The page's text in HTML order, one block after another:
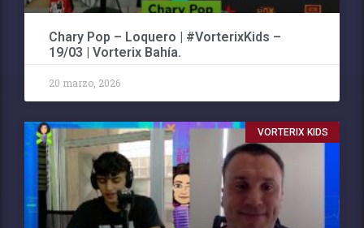
Chary Pop – Loquero | #VorterixKids –
19/03 | Vorterix Bahía.
20 marzo, 2026
VORTERIX KIDS